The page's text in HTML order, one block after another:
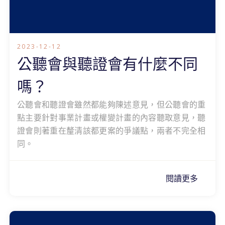
2023-12-12
公聽會與聽證會有什麼不同
嗎？
公聽會和聽證會雖然都能夠陳述意見，但公聽會的重
點主要針對事業計畫或權變計畫的內容聽取意見，聽
證會則著重在釐清該都更案的爭議點，兩者不完全相
同。
閱讀更多